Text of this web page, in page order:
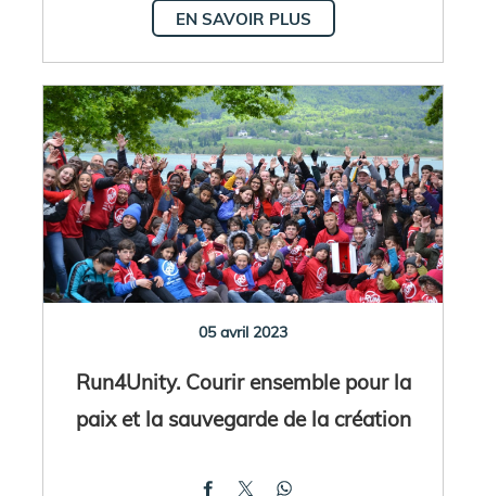
EN SAVOIR PLUS
05 avril 2023
Run4Unity. Courir ensemble pour la
paix et la sauvegarde de la création